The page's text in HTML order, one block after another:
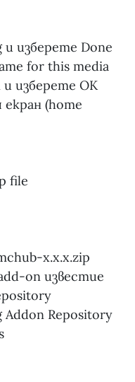
изберете Done
for this media
и изберете OK
(home
file
x.x.x.zip
on известие
Addon Repository